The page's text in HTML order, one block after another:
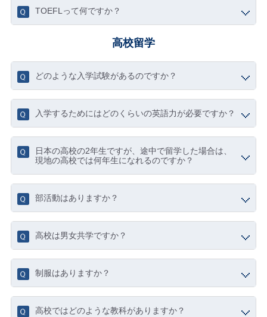
TOEFLって何ですか？
高校留学
どのような入学試験があるのですか？
入学するためにはどのくらいの英語力が必要ですか？
日本の高校の2年生ですが、途中で留学した場合は、
現地の高校では何年生になれるのですか？
部活動はありますか？
高校は男女共学ですか？
制服はありますか？
高校ではどのような教科がありますか？